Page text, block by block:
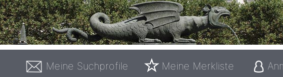
Meine Suchprofile Meine Merkliste